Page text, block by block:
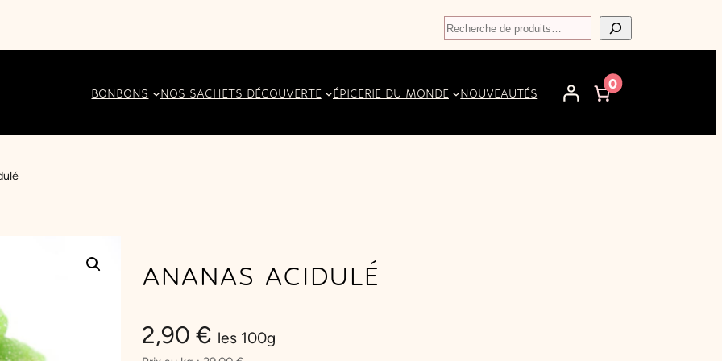
Recherche
BONBONS NOS SACHETS DÉCOUVERTE ÉPICERIE DU MONDE NOUVEAUTÉS
0
ANANAS ACIDULÉ
2,90 € les 100g